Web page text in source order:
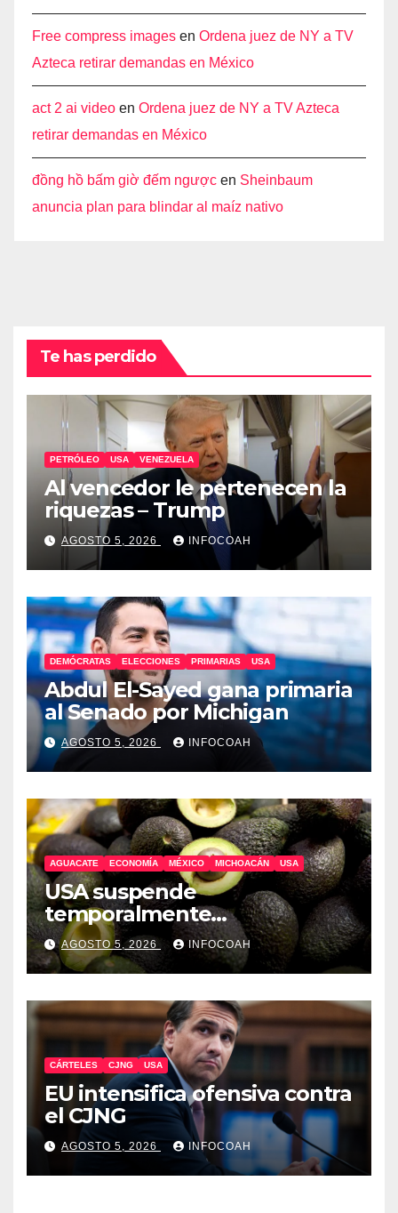
Free compress images en Ordena juez de NY a TV
Azteca retirar demandas en México
act 2 ai video en Ordena juez de NY a TV Azteca
retirar demandas en México
đồng hồ bấm giờ đếm ngược en Sheinbaum
anuncia plan para blindar al maíz nativo
Te has perdido
PETRÓLEO USA VENEZUELA
Al vencedor le pertenecen la
riquezas – Trump
AGOSTO 5, 2026 INFOCOAH
DEMÓCRATAS ELECCIONES PRIMARIAS USA
Abdul El-Sayed gana primaria
al Senado por Michigan
AGOSTO 5, 2026 INFOCOAH
AGUACATE ECONOMÍA MÉXICO MICHOACÁN USA
USA suspende
temporalmente
exportaciones de aguacate
michoacano
AGOSTO 5, 2026 INFOCOAH
CÁRTELES CJNG USA
EU intensifica ofensiva contra
el CJNG
AGOSTO 5, 2026 INFOCOAH